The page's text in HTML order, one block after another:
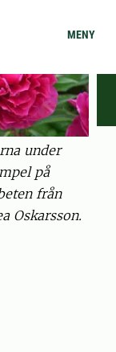
MENY
under
på
från
Oskarsson.